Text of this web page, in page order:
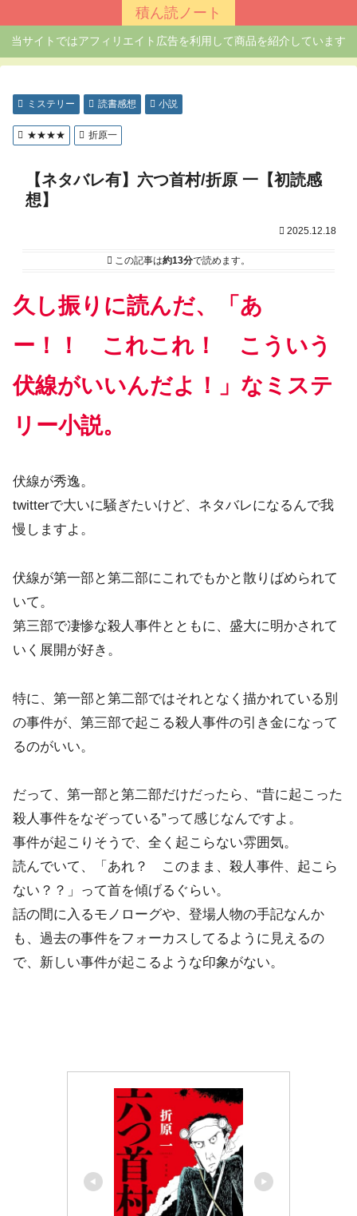
積ん読ノート
当サイトではアフィリエイト広告を利用して商品を紹介しています
ミステリー 読書感想 小説
★★★★ 折原一
【ネタバレ有】六つ首村/折原 一【初読感
想】
2025.12.18
この記事は約13分で読めます。
久し振りに読んだ、「あ
ー！！ これこれ！ こういう
伏線がいいんだよ！」なミステ
リー小説。
伏線が秀逸。
twitterで大いに騒ぎたいけど、ネタバレになるんで我
慢しますよ。
伏線が第一部と第二部にこれでもかと散りばめられて
いて。
第三部で凄惨な殺人事件とともに、盛大に明かされて
いく展開が好き。
特に、第一部と第二部ではそれとなく描かれている別
の事件が、第三部で起こる殺人事件の引き金になって
るのがいい。
だって、第一部と第二部だけだったら、“昔に起こった
殺人事件をなぞっている”って感じなんですよ。
事件が起こりそうで、全く起こらない雰囲気。
読んでいて、「あれ？ このまま、殺人事件、起こら
ない？？」って首を傾げるぐらい。
話の間に入るモノローグや、登場人物の手記なんか
も、過去の事件をフォーカスしてるように見えるの
で、新しい事件が起こるような印象がない。